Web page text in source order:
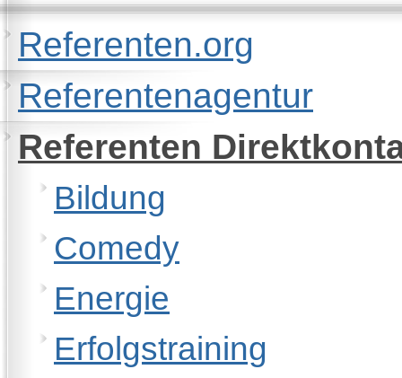
Referenten.org
Referentenagentur
Referenten
Bildung
Comedy
Energie
Erfolgstraining